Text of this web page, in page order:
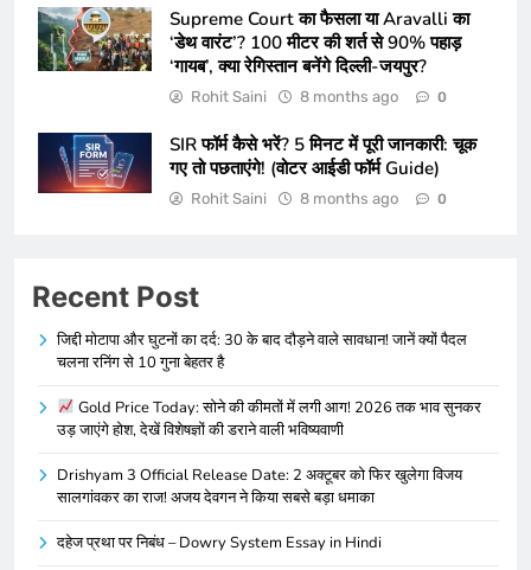
Supreme Court का फैसला या Aravalli का
‘डेथ वारंट’? 100 मीटर की शर्त से 90% पहाड़
‘गायब’, क्या रेगिस्तान बनेंगे दिल्ली-जयपुर?
Rohit Saini 8 months ago 0
SIR फॉर्म कैसे भरें? 5 मिनट में पूरी जानकारी: चूक
गए तो पछताएंगे! (वोटर आईडी फॉर्म Guide)
Rohit Saini 8 months ago 0
Recent Post
जिद्दी मोटापा और घुटनों का दर्द: 30 के बाद दौड़ने वाले सावधान! जानें क्यों पैदल
चलना रनिंग से 10 गुना बेहतर है
Gold Price Today: सोने की कीमतों में लगी आग! 2026 तक भाव सुनकर
उड़ जाएंगे होश, देखें विशेषज्ञों की डराने वाली भविष्यवाणी
Drishyam 3 Official Release Date: 2 अक्टूबर को फिर खुलेगा विजय
सालगांवकर का राज! अजय देवगन ने किया सबसे बड़ा धमाका
दहेज प्रथा पर निबंध – Dowry System Essay in Hindi